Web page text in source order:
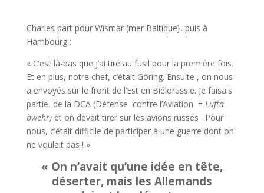
Charles part pour Wismar (mer Baltique}, puis à
Hambourg :
« C’est là-bas que j’ai tiré au fusil pour la première fois.
Et en plus, notre chef, c’était Göring. Ensuite , on nous
a envoyés sur le front de l’Est en Biélorussie. Je faisais
partie, de la DCA (Dé­fense contre l’Aviation = Lufta­
bwehr) et on devait tirer sur les avions russes . Pour
nous, c’était difficile de participer à une guerre dont on
ne voulait pas ! »
« On n’avait qu’une idée en tête,
déserter, mais les Allemands